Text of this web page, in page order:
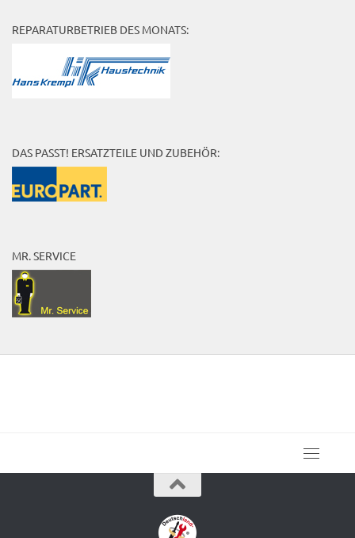
REPARATURBETRIEB DES MONATS:
DAS PASST! ERSATZTEILE UND ZUBEHÖR:
MR. SERVICE